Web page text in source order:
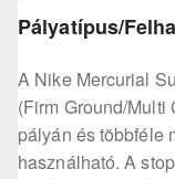
Pályatípus/
A Nike Mercurial
(Firm Ground/Multi
pályán és többféle
használható. A